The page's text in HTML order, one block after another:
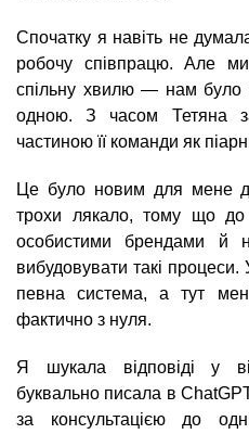
Спочатку я навіть не
робочу співпрацю. Але
спільну хвилю — нам було
одною. З часом Тетяна
частиною її команди як
Це було новим для мене
трохи лякало, тому що
особистими брендами й
вибудовувати такі
певна система, а тут
фактично з нуля.
Я шукала відповіді у
буквально писала в
за консультацією до